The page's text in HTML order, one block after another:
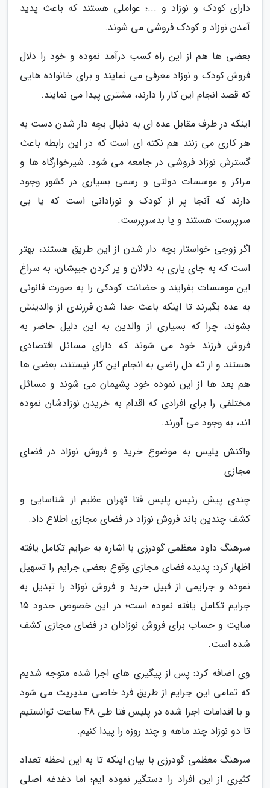
دارای کودک و نوزاد و ...؛ عواملی هستند که باعث پدید
آمدن نوزاد و کودک فروشی می شوند.
بعضی ها هم از این راه کسب درآمد نموده و خود را دلال
فروش کودک و نوزاد معرفی می نمایند و برای خانواده هایی
که قصد انجام این کار را دارند، مشتری پیدا می نمایند.
اینکه در طرف مقابل عده ای به دنبال بچه دار شدن دست به
هر کاری می زنند هم نکته ای است که در این رابطه باعث
گسترش نوزاد فروشی در جامعه می شود. شیرخوارگاه ها و
مراکز و موسسات دولتی و رسمی بسیاری در کشور وجود
دارند که آنجا پر از کودک و نوزادانی است که یا بی
سرپرست هستند و یا بدسرپرست.
اگر زوجی خواستار بچه دار شدن از این طریق هستند، بهتر
است که به جای یاری به دلالان و پر کردن جیبشان، به سراغ
این موسسات بفرایند و حضانت کودکی را به صورت قانونی
به عده بگیرند تا اینکه باعث جدا شدن فرزندی از والدینش
بشوند، چرا که بسیاری از والدین به این دلیل حاضر به
فروش فرزند خود می شوند که دارای مسائل اقتصادی
هستند و از ته دل راضی به انجام این کار نیستند، بعضی ها
هم بعد ها از این نموده خود پشیمان می شوند و مسائل
مختلفی را برای افرادی که اقدام به خریدن نوزادشان نموده
اند، به وجود می آورند.
واکنش پلیس به موضوع خرید و فروش نوزاد در فضای
مجازی
چندی پیش رئیس پلیس فتا تهران عظیم از شناسایی و
کشف چندین باند فروش نوزاد در فضای مجازی اطلاع داد.
سرهنگ داود معظمی گودرزی با اشاره به جرایم تکامل یافته
اظهار کرد: پدیده فضای مجازی وقوع بعضی جرایم را تسهیل
نموده و جرایمی از قبیل خرید و فروش نوزاد را تبدیل به
جرایم تکامل یافته نموده است؛ در این خصوص حدود 15
سایت و حساب برای فروش نوزادان در فضای مجازی کشف
شده است.
وی اضافه کرد: پس از پیگیری های اجرا شده متوجه شدیم
که تمامی این جرایم از طریق فرد خاصی مدیریت می شود
و با اقدامات اجرا شده در پلیس فتا طی 48 ساعت توانستیم
تا دو نوزاد چند ماهه و چند روزه را پیدا کنیم.
سرهنگ معظمی گودرزی با بیان اینکه تا به این لحظه تعداد
کثیری از این افراد را دستگیر نموده ایم؛ اما دغدغه اصلی